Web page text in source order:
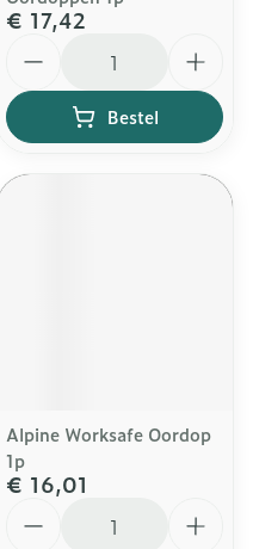
€ 17,42
Bestel
Alpine Worksafe Oordop
1p
€ 16,01